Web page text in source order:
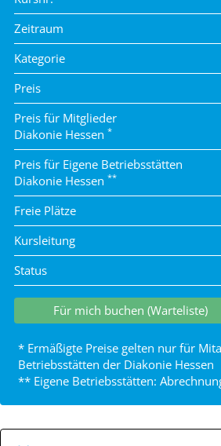
Zeitraum
Kategorie
Preis
Preis für Mitglieder
Diakonie Hessen *
Preis für Eigene Betriebsstätten
Diakonie Hessen **
Freie Plätze
Kursleitung
Status
Für mich buchen (Warteliste)
* Ermäßigte Preise gelten nur für
Betriebsstätten der Diakonie Hessen
** Eigene Betriebsstätten: